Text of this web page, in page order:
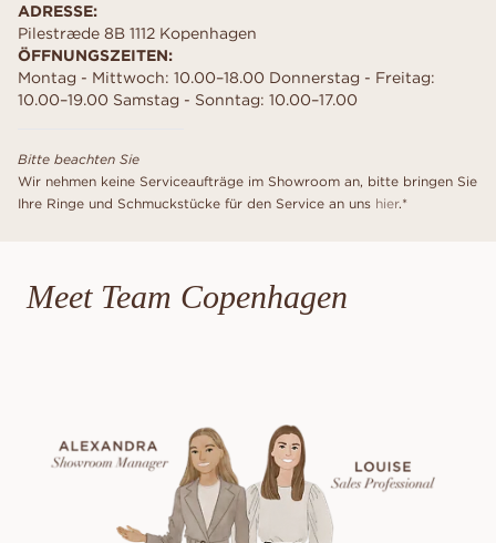
ADRESSE:
Pilestræde 8B 1112 Kopenhagen
ÖFFNUNGSZEITEN:
Montag - Mittwoch: 10.00–18.00 Donnerstag - Freitag:
10.00–19.00 Samstag - Sonntag: 10.00–17.00
Bitte beachten Sie
Wir nehmen keine Serviceaufträge im Showroom an, bitte bringen Sie
Ihre Ringe und Schmuckstücke für den Service an uns hier.*
Meet Team Copenhagen